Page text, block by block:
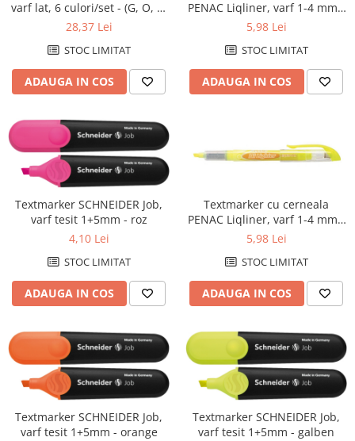
varf lat, 6 culori/set - (G, O, V,
R, A, R)
28,37 Lei
STOC LIMITAT
ADAUGA IN COS
PENAC Liqliner, varf 1-4 mm -
orange
5,98 Lei
STOC LIMITAT
ADAUGA IN COS
Textmarker SCHNEIDER Job,
varf tesit 1+5mm - roz
4,10 Lei
STOC LIMITAT
ADAUGA IN COS
Textmarker cu cerneala
PENAC Liqliner, varf 1-4 mm -
galben
5,98 Lei
STOC LIMITAT
ADAUGA IN COS
Textmarker SCHNEIDER Job,
varf tesit 1+5mm - orange
Textmarker SCHNEIDER Job,
varf tesit 1+5mm - galben